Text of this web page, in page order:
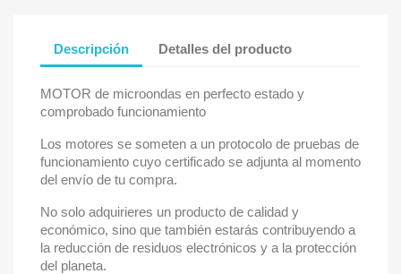
Descripción Detalles del producto
MOTOR de microondas en perfecto estado y
comprobado funcionamiento
Los motores se someten a un protocolo de pruebas de
funcionamiento cuyo certificado se adjunta al momento
del envío de tu compra.
No solo adquirieres un producto de calidad y
económico, sino que también estarás contribuyendo a
la reducción de residuos electrónicos y a la protección
del planeta.